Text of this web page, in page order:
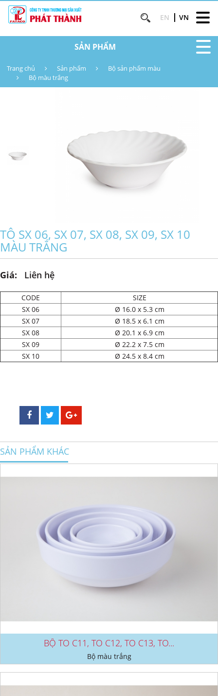
EN VN
SẢN PHẨM
Trang chủ Sản phẩm
Bộ sản phẩm màu
Bộ màu trắng
TÔ SX 06, SX 07, SX 08, SX 09, SX 10
MÀU TRẮNG
Giá: Liên hệ
CODE
SIZE
SX 06
Ø 16.0 x 5.3 cm
SX 07
Ø 18.5 x 6.1 cm
SX 08
Ø 20.1 x 6.9 cm
SX 09
Ø 22.2 x 7.5 cm
SX 10
Ø 24.5 x 8.4 cm
SẢN PHẨM KHÁC
BỘ TO C11, TO C12, TO C13, TO...
Bộ màu trắng